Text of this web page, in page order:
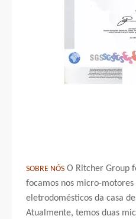
SOBRE NÓS O Ritcher Group
focamos nos micro-
eletrodomésticos da casa
Atualmente, temos duas